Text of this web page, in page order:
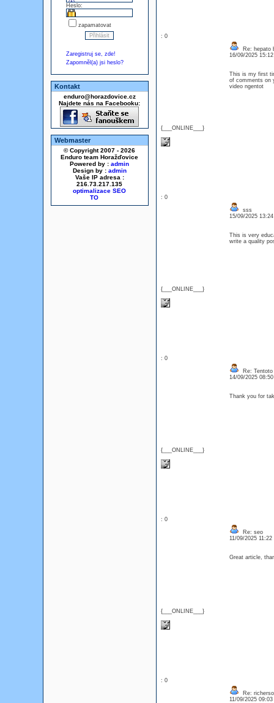
Heslo:
zapamatovat
Zaregistruj se, zde!
Zapomněl(a) jsi heslo?
Kontakt
enduro@horazdovice.cz
Najdete nás na Facebooku:
Webmaster
© Copyright 2007 - 2026
Enduro team Horažďovice
Powered by : admin
Design by : admin
Vaše IP adresa :
216.73.217.135
optimalizace SEO
: 0
{___ONLINE___}
Re: hepato
16/09/2025
This is my first
of comments on
video ngentot
: 0
{___ONLINE___}
sss
15/09/2025
This is very
write a quality
: 0
{___ONLINE___}
Re: Tentoto
14/09/2025
Thank you for
: 0
{___ONLINE___}
Re: seo
11/09/2025 11:22
Great article,
: 0
Re:
11/09/2025